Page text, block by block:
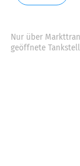
Nur über
geöffnete